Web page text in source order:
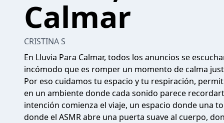
Calmar
CRISTINA S
En Lluvia Para Calmar, todos los anuncios se
incómodo que es romper un momento de calma
Por eso cuidamos tu espacio y tu respiración,
en un ambiente donde cada sonido parece
intención comienza el viaje, un espacio donde una
donde el ASMR abre una puerta suave al cuerpo,